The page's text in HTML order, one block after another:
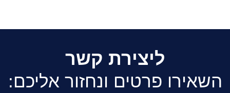
ליצירת קשר
השאירו פרטים ונחזור אליכם: